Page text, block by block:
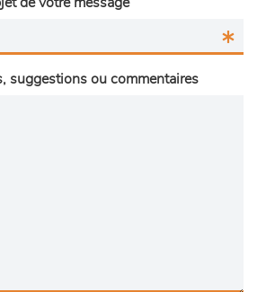
suggestions ou commentaires